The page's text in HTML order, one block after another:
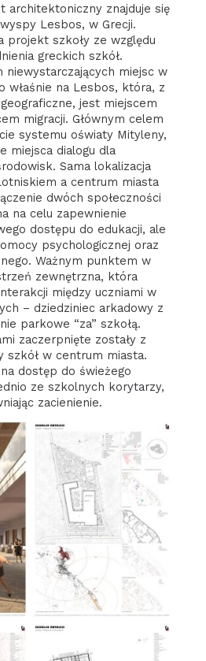
architektoniczny znajduje się
Lesbos, w Grecji.
projekt szkoły ze względu
greckich szkół.
niewystarczających miejsc w
właśnie na Lesbos, która, z
jest miejscem
migracji. Głównym celem
systemu oświaty Mityleny,
miejsca dialogu dla
Sama lokalizacja
a centrum miasta
dwóch społeczności
na celu zapewnienie
dostępu do edukacji, ale
psychologicznej oraz
Ważnym punktem w
zewnętrzna, która
między uczniami w
– dziedziniec arkadowy z
parkowe “za” szkołą.
zaczerpnięte zostały z
szkół w centrum miasta.
dostęp do świeżego
ze szkolnych korytarzy,
zacienienie.